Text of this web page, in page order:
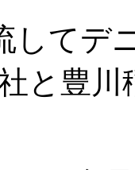
してデ
と豊